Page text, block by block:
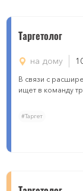
Таргетолог
на дому
В связи с
ищет в команду
#Таргет